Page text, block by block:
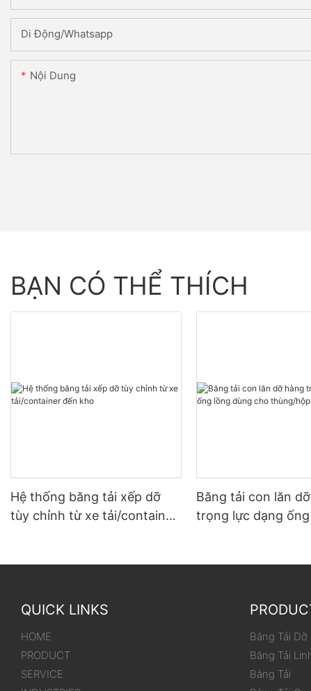
Di Động/Whatsapp
Nội Dung
BẠN CÓ THỂ THÍCH
Hệ thống băng tải xếp dỡ
tùy chỉnh từ xe tải/container
Băng tải con lăn
trọng lực dạng
QUICK LINKS
HOME
PRODUCT
SERVICE
Băng Tải Dỡ
Băng Tải
Băng Tải